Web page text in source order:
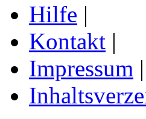
Hilfe |
Kontakt |
Impressum |